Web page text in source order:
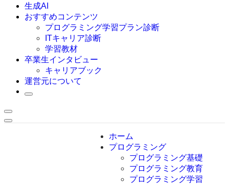
Swift
Ruby
その他言語
生成AI
おすすめコンテンツ
プログラミング学習プラン診断
ITキャリア診断
学習教材
卒業生インタビュー
キャリアブック
運営元について
ホーム
プログラミング
プログラミング基礎
プログラミング教育
プログラミング学習